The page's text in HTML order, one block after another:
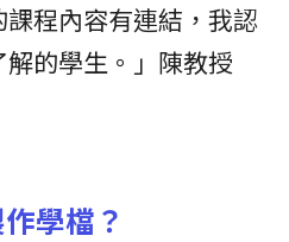
程內容有連結，我認
的學生。」陳教授
學檔？